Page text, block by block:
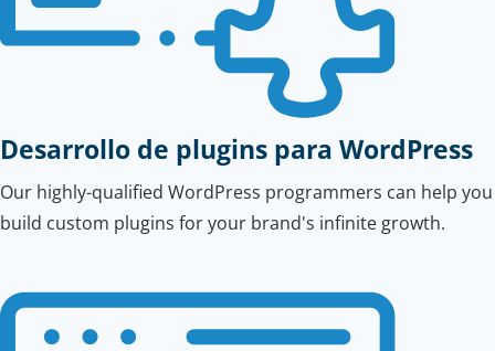
Desarrollo de plugins para WordPress
Our highly-qualified WordPress programmers can help you
build custom plugins for your brand's infinite growth.